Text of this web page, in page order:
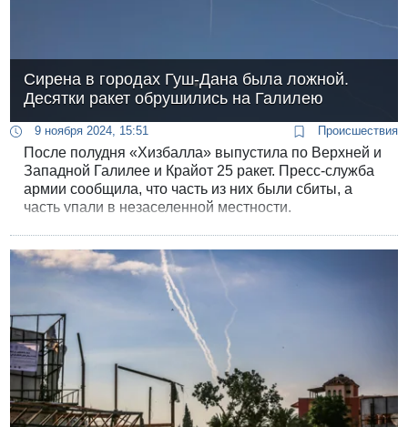
Сирена в городах Гуш-Дана была ложной.
Десятки ракет обрушились на Галилею
9 ноября 2024, 15:51 Происшествия
После полудня «Хизбалла» выпустила по Верхней и
Западной Галилее и Крайот 25 ракет. Пресс-служба
армии сообщила, что часть из них были сбиты, а
часть упали в незаселенной местности.